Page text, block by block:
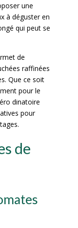
une
à déguster en
qui peut se
de
raffinées
Que ce soit
pour le
dinatoire
pour
de